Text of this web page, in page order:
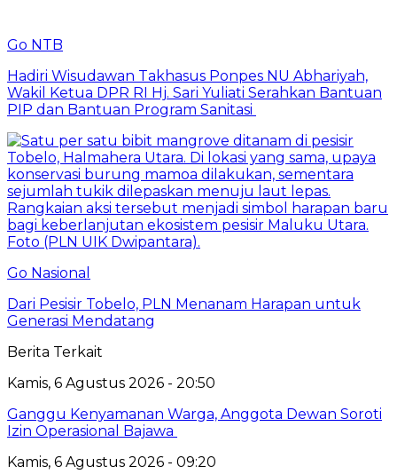
Go NTB
Hadiri Wisudawan Takhasus Ponpes NU Abhariyah,
Wakil Ketua DPR RI Hj. Sari Yuliati Serahkan Bantuan
PIP dan Bantuan Program Sanitasi
Go Nasional
Dari Pesisir Tobelo, PLN Menanam Harapan untuk
Generasi Mendatang
Berita Terkait
Kamis, 6 Agustus 2026 - 20:50
Ganggu Kenyamanan Warga, Anggota Dewan Soroti
Izin Operasional Bajawa
Kamis, 6 Agustus 2026 - 09:20